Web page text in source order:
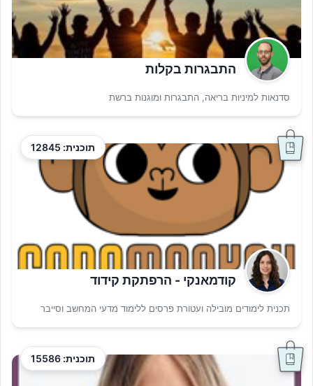
התבגרות בקלות
סדנאות למיניות בריאה, התבגרות ומוגנות ברשת
תוכנית: 12845
קודמאנקי - הרפתקת קידוד
תכנית לימודים מובילה ועטורת פרסים ללימוד מדעי המחשב וסייבר
תוכנית: 15586